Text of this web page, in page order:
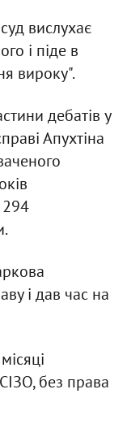
вислухає
і піде в
вироку".
дебатів у
Апухтіна
294
і дав час на
без права